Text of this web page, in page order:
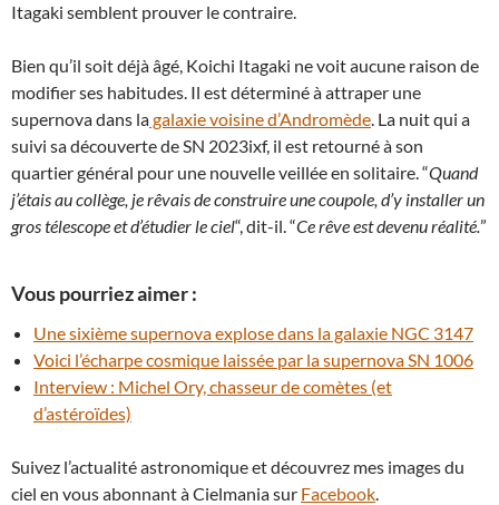
Itagaki semblent prouver le contraire.
Bien qu’il soit déjà âgé, Koichi Itagaki ne voit aucune raison de
modifier ses habitudes. Il est déterminé à attraper une
supernova dans lagalaxie voisine d’Andromède. La nuit qui a
suivi sa découverte de SN 2023ixf, il est retourné à son
quartier général pour une nouvelle veillée en solitaire. “Quand
j’étais au collège, je rêvais de construire une coupole, d’y installer un
gros télescope et d’étudier le ciel“, dit-il. “Ce rêve est devenu réalité.”
Vous pourriez aimer :
Une sixième supernova explose dans la galaxie NGC 3147
Voici l’écharpe cosmique laissée par la supernova SN 1006
Interview : Michel Ory, chasseur de comètes (et
d’astéroïdes)
Suivez l’actualité astronomique et découvrez mes images du
ciel en vous abonnant à Cielmania sur Facebook.